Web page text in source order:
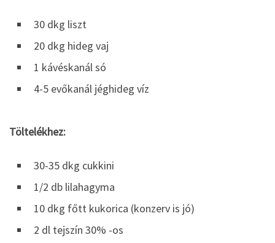
30 dkg liszt
20 dkg hideg vaj
1 kávéskanál só
4-5 evőkanál jéghideg víz
Töltelékhez:
30-35 dkg cukkini
1/2 db lilahagyma
10 dkg főtt kukorica (konzerv is jó)
2 dl tejszín 30% -os